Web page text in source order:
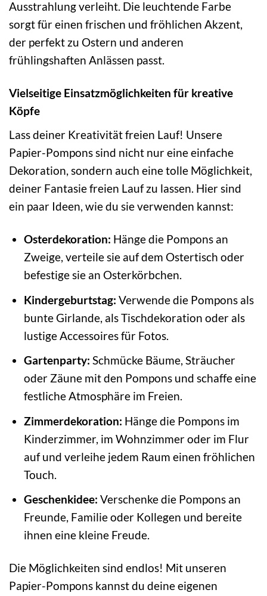
Ausstrahlung verleiht. Die leuchtende Farbe
sorgt für einen frischen und fröhlichen Akzent,
der perfekt zu Ostern und anderen
frühlingshaften Anlässen passt.
Vielseitige Einsatzmöglichkeiten für kreative
Köpfe
Lass deiner Kreativität freien Lauf! Unsere
Papier-Pompons sind nicht nur eine einfache
Dekoration, sondern auch eine tolle Möglichkeit,
deiner Fantasie freien Lauf zu lassen. Hier sind
ein paar Ideen, wie du sie verwenden kannst:
Osterdekoration: Hänge die Pompons an
Zweige, verteile sie auf dem Ostertisch oder
befestige sie an Osterkörbchen.
Kindergeburtstag: Verwende die Pompons als
bunte Girlande, als Tischdekoration oder als
lustige Accessoires für Fotos.
Gartenparty: Schmücke Bäume, Sträucher
oder Zäune mit den Pompons und schaffe eine
festliche Atmosphäre im Freien.
Zimmerdekoration: Hänge die Pompons im
Kinderzimmer, im Wohnzimmer oder im Flur
auf und verleihe jedem Raum einen fröhlichen
Touch.
Geschenkidee: Verschenke die Pompons an
Freunde, Familie oder Kollegen und bereite
ihnen eine kleine Freude.
Die Möglichkeiten sind endlos! Mit unseren
Papier-Pompons kannst du deine eigenen